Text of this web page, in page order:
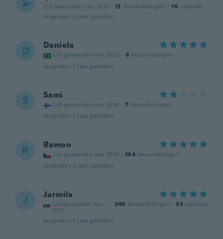
Lid geworden van 2019 · 12 beoordelingen · 10 uploads
ongeveer 5 jaar geleden
D Daniela
Lid geworden van 2020 · 6 beoordelingen
ongeveer 5 jaar geleden
S Sami
Lid geworden van 2019 · 7 beoordelingen
ongeveer 5 jaar geleden
R Ramon
Lid geworden van 2016 · 104 beoordelingen
ongeveer 5 jaar geleden
J Jarmila
Lid geworden van
2017
· 240 beoordelingen · 35 uploads
ongeveer 5 jaar geleden